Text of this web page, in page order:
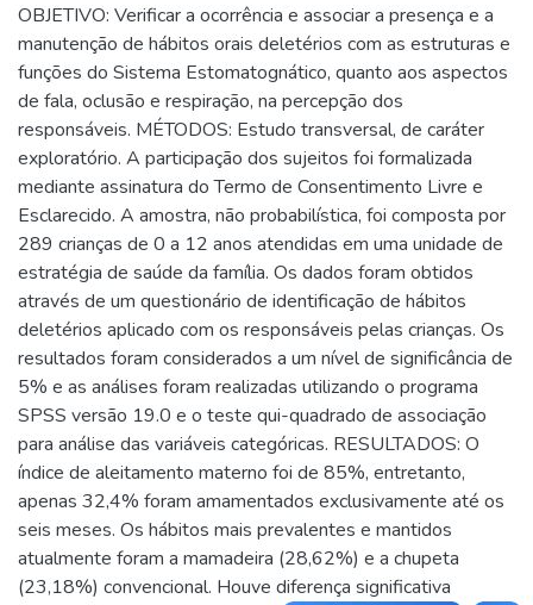
OBJETIVO: Verificar a ocorrência e associar a presença e a
manutenção de hábitos orais deletérios com as estruturas e
funções do Sistema Estomatognático, quanto aos aspectos
de fala, oclusão e respiração, na percepção dos
responsáveis. MÉTODOS: Estudo transversal, de caráter
exploratório. A participação dos sujeitos foi formalizada
mediante assinatura do Termo de Consentimento Livre e
Esclarecido. A amostra, não probabilística, foi composta por
289 crianças de 0 a 12 anos atendidas em uma unidade de
estratégia de saúde da família. Os dados foram obtidos
através de um questionário de identificação de hábitos
deletérios aplicado com os responsáveis pelas crianças. Os
resultados foram considerados a um nível de significância de
5% e as análises foram realizadas utilizando o programa
SPSS versão 19.0 e o teste qui-quadrado de associação
para análise das variáveis categóricas. RESULTADOS: O
índice de aleitamento materno foi de 85%, entretanto,
apenas 32,4% foram amamentados exclusivamente até os
seis meses. Os hábitos mais prevalentes e mantidos
atualmente foram a mamadeira (28,62%) e a chupeta
(23,18%) convencional. Houve diferença significativa